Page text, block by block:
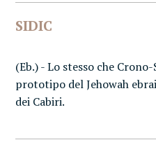
SIDIC
(Eb.) - Lo stesso che
prototipo del Jehowah
dei Cabiri.